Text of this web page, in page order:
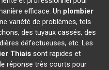
efficace. Un plombier
variété de problèmes, tels
des tuyaux cassés, des
défectueuses, etc. Les
Thiais sont rapides et
réponse très courts pour